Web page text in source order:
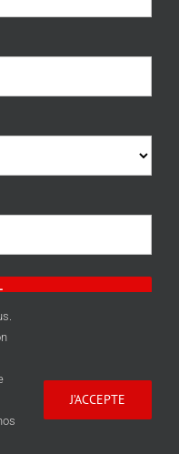
Longueuil
J’ACCEPTE